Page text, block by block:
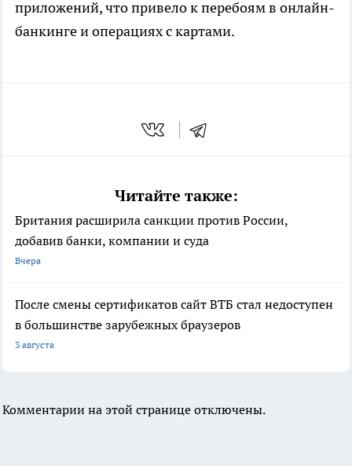
приложений, что привело к перебоям в онлайн-
банкинге и операциях с картами.
Читайте также:
Британия расширила санкции против России,
добавив банки, компании и суда
Вчера
После смены сертификатов сайт ВТБ стал недоступен
в большинстве зарубежных браузеров
3 августа
Комментарии на этой странице отключены.